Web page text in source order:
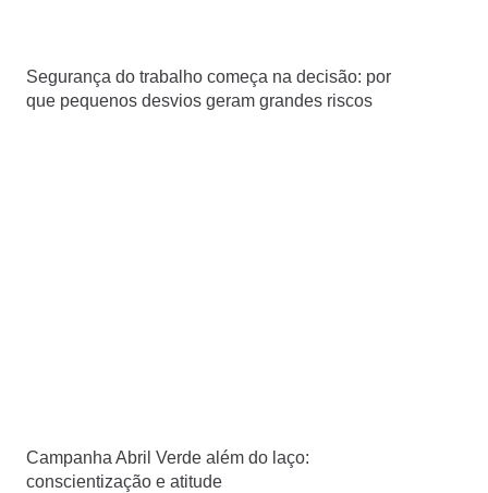
Segurança do trabalho começa na decisão: por
que pequenos desvios geram grandes riscos
Campanha Abril Verde além do laço:
conscientização e atitude